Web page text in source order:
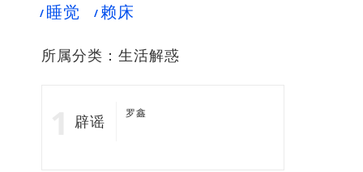
睡觉 赖床
所属分类： 生活解惑
辟谣 罗鑫